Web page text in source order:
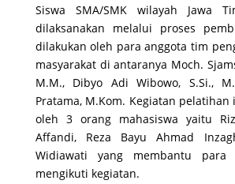
Siswa SMA/SMK wilayah Jawa
dilaksanakan melalui proses
dilakukan oleh para anggota tim
masyarakat di antaranya Moch.
M.M., Dibyo Adi Wibowo, S.Si.,
Pratama, M.Kom. Kegiatan
oleh 3 orang mahasiswa yaitu
Affandi, Reza Bayu Ahmad
Widiawati yang membantu para
mengikuti kegiatan.